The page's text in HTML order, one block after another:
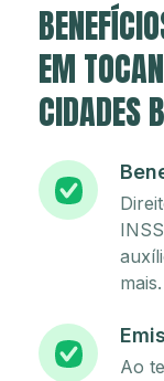
EM
CIDADES
mais.
Ao